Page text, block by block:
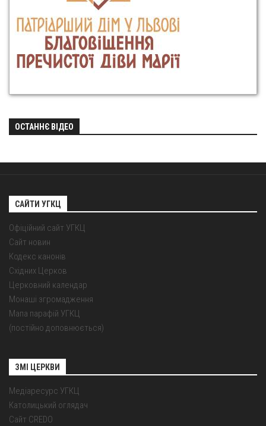
ОСТАННЄ ВІДЕО
САЙТИ УГКЦ
Офіційний сайт УГКЦ
Сайт новин
Кодекс канонів
Східних Церков
Церковний календар
Монаші згромадження
Мапа парафій УГКЦ
(постійно доповнюється)
ЗМІ ЦЕРКВИ
Медіаресурс УГКЦ
Католицький оглядач
Сайт CREDO